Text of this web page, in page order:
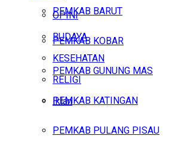
OPINI
BUDAYA
KESEHATAN
RELIGI
Iklan
Sabtu, Agustus 8, 2026
PEMKAB BARUT
PEMKAB KOBAR
PEMKAB GUNUNG MAS
PEMKAB KATINGAN
PEMKAB PULANG PISAU